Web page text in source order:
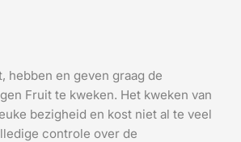
hebben en geven graag de
Fruit te kweken. Het kweken van
bezigheid en kost niet al te veel
controle over de